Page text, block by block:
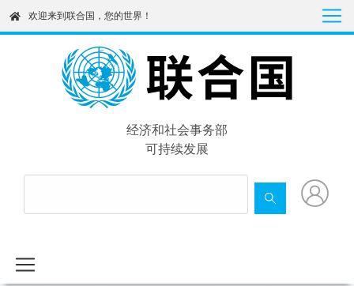
content
欢迎来到联合国，您的世界！
经济和社会事务部
可持续发展